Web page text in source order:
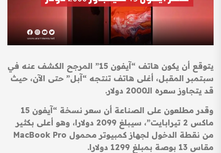
يتوقع أن يكون هاتف “آيفون 15” المرجح الكشف عنه في
سبتمبر المقبل، أغلى هاتف تنتجه “آبل” حتى الآن، حيث
قد يتجاوز سعره الـ2000 دولار.
وقدر مطلعون على الصناعة أن سعر نسخة “آيفون 15
ماكس 2 تيرابايت”، سيبلغ 2099 دولارا، وهو أعلى بكثير
من نقطة الدخول لجهاز كمبيوتر محمول MacBook Pro
مقاس 13 بوصة بمبلغ 1299 دولارا.